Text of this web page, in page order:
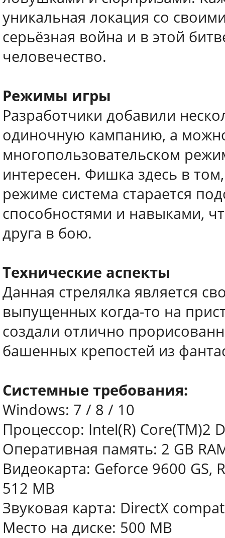
уникальная локация со
серьёзная война и в этой
человечество.
Режимы игры
Разработчики добавили
одиночную кампанию, а
многопользовательском
интересен. Фишка здесь в
режиме система старается
способностями и навыками,
друга в бою.
Технические аспекты
Данная стрелялка является
выпущенных когда-то на
создали отлично
башенных крепостей из
Системные требования:
Windows: 7 / 8 / 10
Процессор: Intel(R) Core(TM)2
Оперативная память: 2 GB
Видеокарта: Geforce 9600 GS,
512 MB
Звуковая карта: DirectX
Место на диске: 500 MB